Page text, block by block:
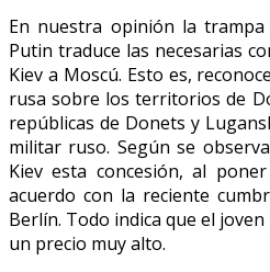
En nuestra opinión la
Putin traduce las necesarias
Kiev a Moscú. Esto es,
rusa sobre los territorios de
repúblicas de Donets y
militar ruso. Según se
Kiev esta concesión, al
acuerdo con la reciente
Berlín. Todo indica que el
un precio muy alto.